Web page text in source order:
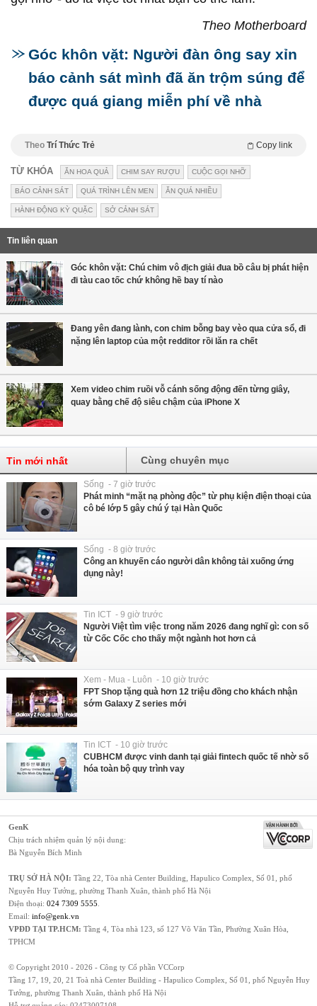
Theo Motherboard
Góc khôn vặt: Người đàn ông say xỉn
báo cảnh sát mình đã ăn trộm súng để
được quá giang miễn phí về nhà
Theo Trí Thức Trẻ Copy link
TỪ KHÓA ĂN HOA QUẢ CHIM SAY RƯỢU CUỘC GỌI NHỠ
BÁO CẢNH SÁT QUÁ TRÌNH LÊN MEN ĂN QUÁ NHIỀU
HÀNH ĐỘNG KỲ QUẶC SỞ CẢNH SÁT
Tin liên quan
Góc khôn vặt: Chú chim vô địch giải đua bồ câu bị phát hiện
đi tàu cao tốc chứ không hề bay tí nào
Đang yên đang lành, con chim bỗng bay vèo qua cửa sổ, đi
nặng lên laptop của một redditor rồi lăn ra chết
Xem video chim ruồi vỗ cánh sống động đến từng giây,
quay bằng chế độ siêu chậm của iPhone X
Tin mới nhất Cùng chuyên mục
Sống - 7 giờ trước
Phát minh “mặt nạ phòng độc” từ phụ kiện điện thoại của
cô bé lớp 5 gây chú ý tại Hàn Quốc
Sống - 8 giờ trước
Công an khuyến cáo người dân không tải xuống ứng
dụng này!
Tin ICT - 9 giờ trước
Người Việt tìm việc trong năm 2026 đang nghĩ gì: con số
từ Cốc Cốc cho thấy một ngành hot hơn cả
Xem - Mua - Luôn - 10 giờ trước
FPT Shop tặng quà hơn 12 triệu đồng cho khách nhận
sớm Galaxy Z series mới
Tin ICT - 10 giờ trước
CUBHCM được vinh danh tại giải fintech quốc tế nhờ số
hóa toàn bộ quy trình vay
GenK
Chịu trách nhiệm quản lý nội dung:
Bà Nguyễn Bích Minh
TRỤ SỞ HÀ NỘI: Tầng 22, Tòa nhà Center Building, Hapulico Complex, Số 01, phố
Nguyễn Huy Tưởng, phường Thanh Xuân, thành phố Hà Nội
Điện thoại: 024 7309 5555
Email: info@genk.vn
VPĐD TẠI TP.HCM: Tầng 4, Tòa nhà 123, số 127 Võ Văn Tần, Phường Xuân Hòa,
TPHCM
© Copyright 2010 - 2026 - Công ty Cổ phần VCCorp
Tầng 17, 19, 20, 21 Toà nhà Center Building - Hapulico Complex, Số 01, phố Nguyễn Huy
Tưởng, phường Thanh Xuân, thành phố Hà Nội